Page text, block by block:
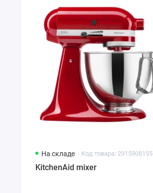
На складе Код товара: 2915908155
KitchenAid mixer